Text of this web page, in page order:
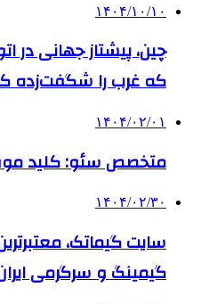
۱۴۰۴/۱۰/۱۰
چین، پیشتاز جهانی در
که غرب را شگفت‌زده
۱۴۰۴/۰۲/۰۱
متخصص سئو: کلید
۱۴۰۴/۰۲/۳۰
سایت گیماتک،
گیمینگ و سرگرمی